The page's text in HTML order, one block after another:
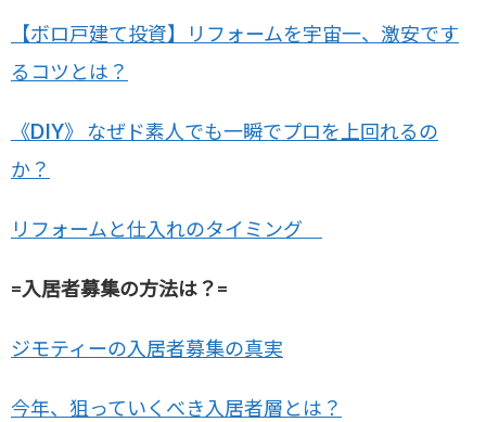
【ボロ戸建て投資】リフォームを宇宙一、激安です
るコツとは？
《DIY》 なぜド素人でも一瞬でプロを上回れるの
か？
リフォームと仕入れのタイミング
=入居者募集の方法は？=
ジモティーの入居者募集の真実
今年、狙っていくべき入居者層とは？